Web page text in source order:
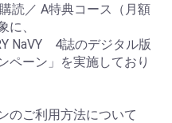
読／ A特典コース（月額
に、
NaVY 4誌のデジタル版
ペーン」を実施しており
のご利用方法について